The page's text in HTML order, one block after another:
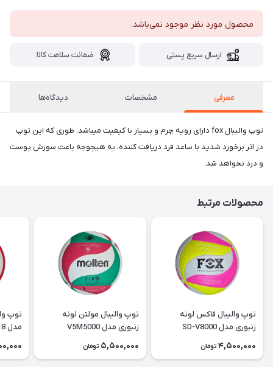
محصول مورد نظر موجود نمی‌باشد.
ارسال سریع پستی ضمانت سلامت کالا
معرفی مشخصات دیدگاه‌ها
توپ والیبال fox دارای رویه چرم و بسیار با کیفیت میباشد. طوری که این توپ
در اثر برخورد شدید با ساعد فرد دریافت کننده، به هیچوجه باعث سوزش پوست
و درد نخواهد شد.
محصولات مرتبط
توپ والیبال فاکس لونه
زنبوری مدل SD-V8000
4,500,000 تومان
توپ والیبال مولتن لونه
زنبوری مدل V5M5000
5,500,000 تومان
توپ
مدل ES18